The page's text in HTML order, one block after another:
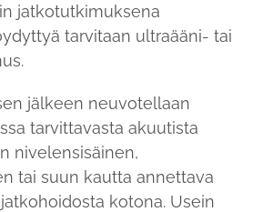
jatkotutkimuksena
tarvitaan ultraääni- tai
jälkeen neuvotellaan
tarvittavasta akuutista
nivelensisäinen,
tai suun kautta annettava
kotona. Usein